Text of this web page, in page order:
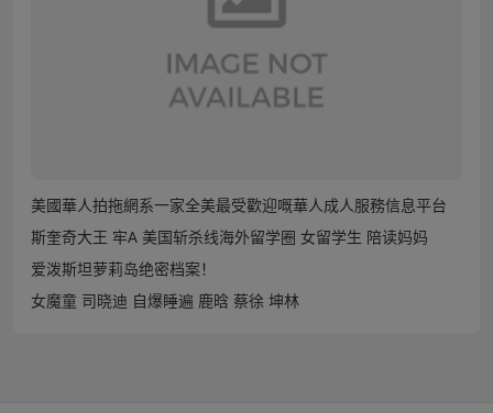
美國華人拍拖網系一家全美最受歡迎嘅華人成人服務信息平台
斯奎奇大王 牢A 美国斩杀线海外留学圈 女留学生 陪读妈妈
爱泼斯坦萝莉岛绝密档案！
女魔童 司晓迪 自爆睡遍 鹿晗 蔡徐 坤林